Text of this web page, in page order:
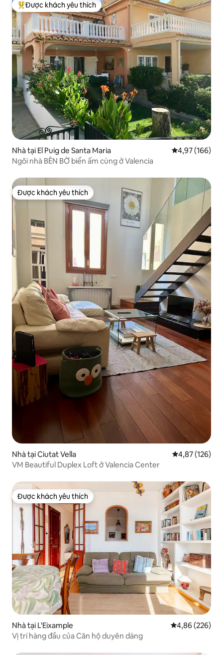
Được khách yêu thích nhất
Được khách yêu thích
Nhà tại El Puig de Santa Maria Xếp hạng
4,97 (166)
Ngôi nhà BÊN BỜ biển ấm cúng ở Valencia
Được khách yêu thích
Được khách yêu thích
Nhà tại Ciutat Vella Xếp hạng
4,87 (126)
VM Beautiful Duplex Loft ở Valencia Center
Được khách yêu thích
Được khách yêu thích
Nhà tại L'Eixample Xếp hạng
4,86 (226)
Vị trí hàng đầu của Căn hộ duyên dáng